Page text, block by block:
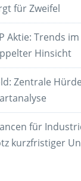
für Zweifel
Aktie: Trends
Hinsicht
Zentrale
für
kurzfristiger